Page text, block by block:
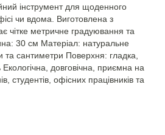
інструмент для щоденного
чи вдома. Виготовлена з
чітке метричне градуювання та
30 см Матеріал: натуральне
та сантиметри Поверхня: гладка,
довговічна, приємна на
студентів, офісних працівників та